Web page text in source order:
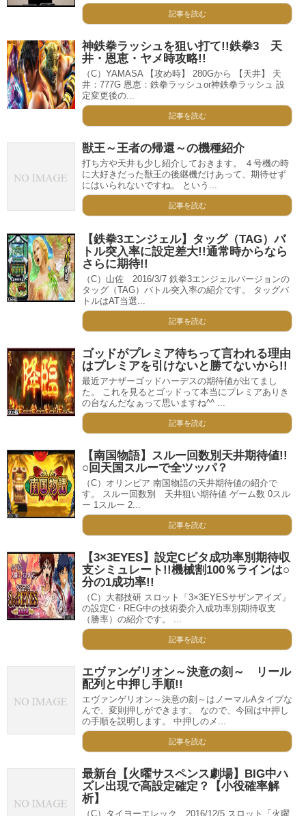
記事を読む
神鉄拳ラッシュを狙い打て!!鉄拳3 天
井・恩恵・ヤメ時攻略!!
（C）YAMASA 【攻め時】 280Gから 【天井】 天
井：777G 恩恵：鉄拳ラッシュor神鉄拳ラッシュ 設
定変更後の...
記事を読む
獣王～王者の帰還～の機種紹介
打ち方や天井も少し紹介しておきます。 ４号機の時
に大好きだった獣王の後継機だけあって、期待せず
にはいられないですね。 という...
記事を読む
【鉄拳3エンジェル】タッグ（TAG）バ
トル突入率に設定差大!!通常時からなら
さらに期待!!
（C）山佐 2016/3/7 鉄拳3エンジェルバージョンの
タッグ（TAG）バトル突入率の紹介です。 タッグバ
トルはAT当選...
記事を読む
ゴッドがプレミア待ちって言われる理由
はプレミアを引けないと勝てないから!!
最近アナザーゴッドハーデスの期待値が出てまし
た。 これを見るとゴッドって本当にプレミアありき
の台なんだなぁって思いますね^^ ...
記事を読む
【南国物語】スルー回数別天井期待値!!
○回天国スルーで全ツッパ？
（C）オリンピア 南国物語の天井期待値の紹介で
す。 スルー回数別 天井狙い期待値 ゲーム数 0スル
ー 1スルー 2...
記事を読む
【3×3EYES】設定Cビタ成功率別期待収
支シミュレート!!機械割100％ラインは○
分の1成功率!!
（C）大都技研 スロット「3×3EYESサザンアイズ」
の設定C・REG中の技術委介入成功率別期待収支
（勝率）の紹介です。 ...
記事を読む
エヴァンゲリオン～決意の刻～ リール
配列と中押し手順!!
エヴァンゲリオン～決意の刻～はノーマルAタイプな
んで、変則押しができます。 なので、今回は中押し
の手順を説明します。 中押しのメ...
記事を読む
最新台【火曜サスペンス劇場】BIG中ハ
ズレ出現で高設定確定？【小役確率解
析】
（C）タイヨーエレック 2016/12/5 スロット「火曜